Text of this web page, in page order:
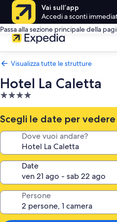
Vai sull’app
Accedi a sconti
Passa alla sezione principale della
Visualizza tutte le strutture
Hotel La Caletta
Struttura
a
4.0
stelle
Scegli le date per vedere
Dove vuoi andare?
Date
Persone